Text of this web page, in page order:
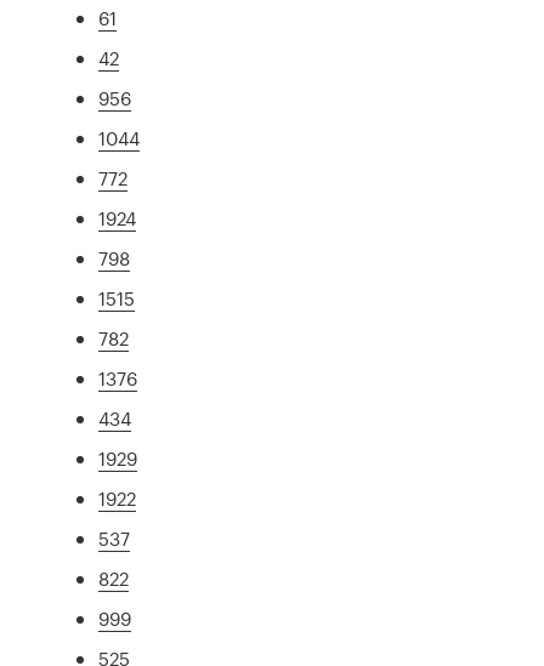
61
42
956
1044
772
1924
798
1515
782
1376
434
1929
1922
537
822
999
525